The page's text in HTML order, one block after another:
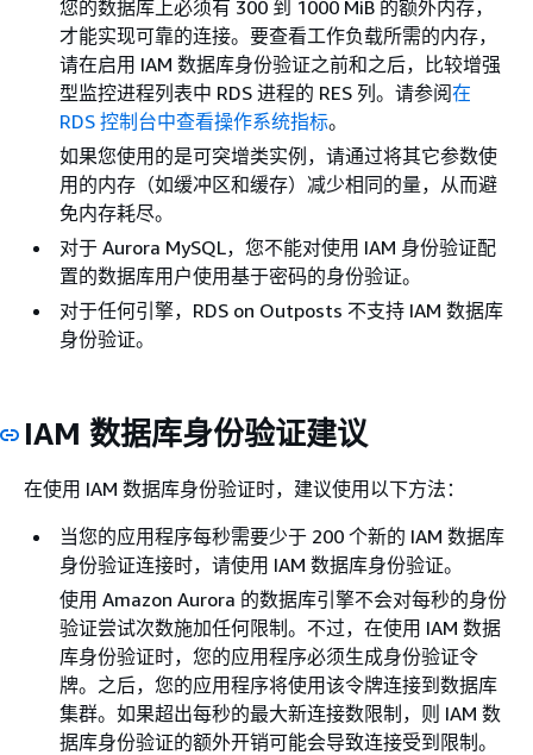
您的数据库上必须有 300 到 1000 MiB 的额外内存，
才能实现可靠的连接。要查看工作负载所需的内存，
请在启用 IAM 数据库身份验证之前和之后，比较增强
型监控进程列表中 RDS 进程的 RES 列。请参阅在
RDS 控制台中查看操作系统指标。
如果您使用的是可突增类实例，请通过将其它参数使
用的内存（如缓冲区和缓存）减少相同的量，从而避
免内存耗尽。
对于 Aurora MySQL，您不能对使用 IAM 身份验证配
置的数据库用户使用基于密码的身份验证。
对于任何引擎，RDS on Outposts 不支持 IAM 数据库
身份验证。
IAM 数据库身份验证建议
在使用 IAM 数据库身份验证时，建议使用以下方法：
当您的应用程序每秒需要少于 200 个新的 IAM 数据库
身份验证连接时，请使用 IAM 数据库身份验证。
使用 Amazon Aurora 的数据库引擎不会对每秒的身份
验证尝试次数施加任何限制。不过，在使用 IAM 数据
库身份验证时，您的应用程序必须生成身份验证令
牌。之后，您的应用程序将使用该令牌连接到数据库
集群。如果超出每秒的最大新连接数限制，则 IAM 数
据库身份验证的额外开销可能会导致连接受到限制。